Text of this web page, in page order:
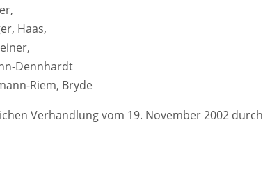
Haas,
Dennhardt
Riem, Bryde
Verhandlung vom 19. November 2002 durch